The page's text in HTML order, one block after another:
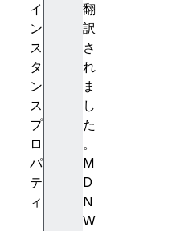
翻
訳
さ
れ
ま
し
た
。
M
D
N
W
イ
ン
ス
タ
ン
ス
プ
ロ
パ
テ
ィ